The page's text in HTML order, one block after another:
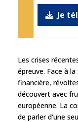
Je
Les crises
épreuve. Face à
financière,
découvert avec
européenne. La
de parler d'une